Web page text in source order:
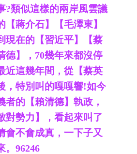
?類似這樣的兩岸風雲議
【蔣介石】【毛澤東】
現在的【習近平】【蔡
德】，70幾年來都沒停
近這幾年間，從【蔡英
，特別叫的嘎嘎響!如今
者的【賴清德】執政，
對勢力】，看起來叫了
會不會成真，一下子又
。96246